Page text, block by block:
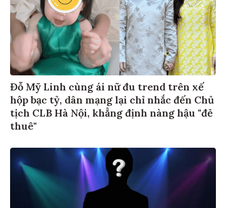
Đỗ Mỹ Linh cùng ái nữ đu trend trên xế
hộp bạc tỷ, dân mạng lại chỉ nhắc đến Chủ
tịch CLB Hà Nội, khẳng định nàng hậu "đẻ
thuê"